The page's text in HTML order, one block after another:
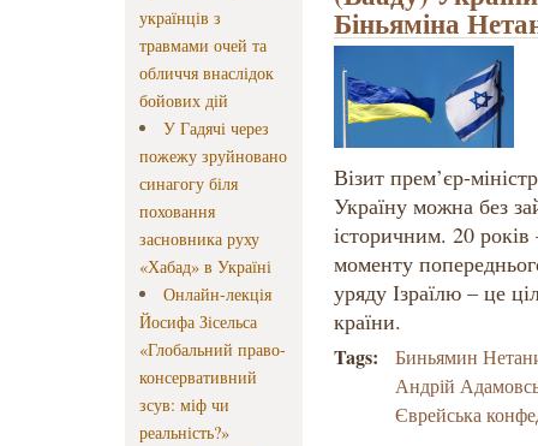
українців з
травмами очей та
обличчя внаслідок
бойових дій
У Гадячі через
пожежу зруйновано
синагогу біля
поховання
засновника руху
«Хабад» в Україні
Онлайн-лекція
Йосифа Зісельса
«Глобальний право-
консервативний
зсув: міф чи
реальність?»
Біньяміна
Візит прем’єр-
Україну можна без
історичним. 20
моменту
уряду Ізраїлю – це
країни.
Tags:
Биньямин
Андрій
Єврейська